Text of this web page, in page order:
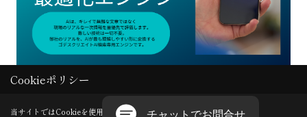
Copyright (c) GODDESS CREATE. All Rights Reserved.
Cookieポリシー
当サイトではCookieを使用します。